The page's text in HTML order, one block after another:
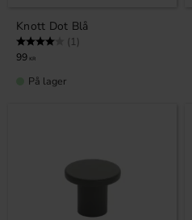
Knott Dot Blå
Karakter: (1)
99 KR
På lager